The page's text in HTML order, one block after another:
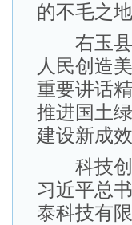
的不毛之
右玉县
人民创造
重要讲话
推进国土
建设新成
科技创
习近平总
泰科技有